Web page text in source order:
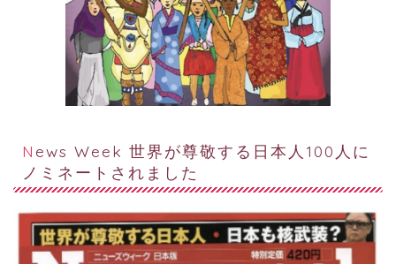
News Week 世界が尊敬する日本人100人に
ノミネートされました